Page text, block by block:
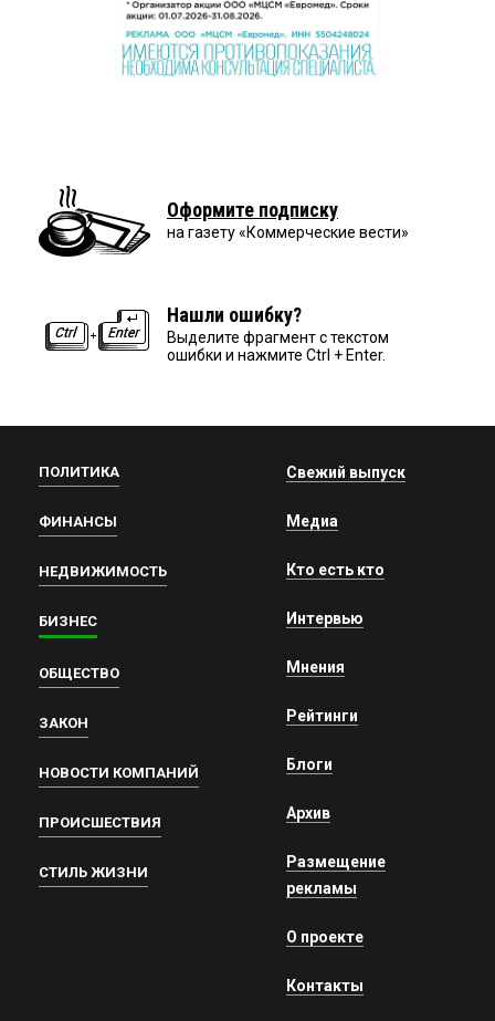
Оформите подписку
на газету «Коммерческие вести»
Нашли ошибку?
Выделите фрагмент с текстом
ошибки и нажмите Ctrl + Enter.
ПОЛИТИКА
ФИНАНСЫ
НЕДВИЖИМОСТЬ
БИЗНЕС
ОБЩЕСТВО
ЗАКОН
НОВОСТИ КОМПАНИЙ
ПРОИСШЕСТВИЯ
СТИЛЬ ЖИЗНИ
Свежий выпуск
Медиа
Кто есть кто
Интервью
Мнения
Рейтинги
Блоги
Архив
Размещение
рекламы
О проекте
Контакты